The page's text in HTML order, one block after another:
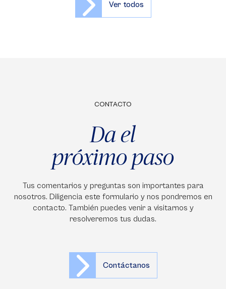
Ver todos
CONTACTO
Da el
próximo paso
Tus comentarios y preguntas son importantes para
nosotros. Diligencia este formulario y nos pondremos en
contacto. También puedes venir a visitarnos y
resolveremos tus dudas.
Contáctanos